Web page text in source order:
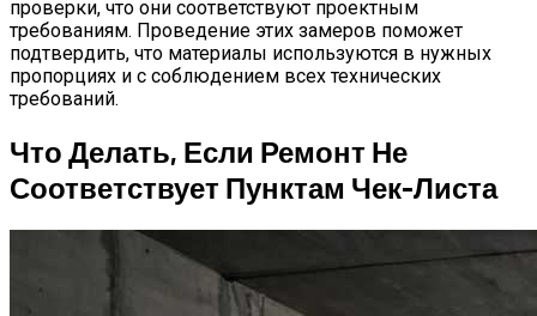
проверки, что они соответствуют проектным
требованиям. Проведение этих замеров поможет
подтвердить, что материалы используются в нужных
пропорциях и с соблюдением всех технических
требований.
Что Делать, Если Ремонт Не
Соответствует Пунктам Чек-Листа